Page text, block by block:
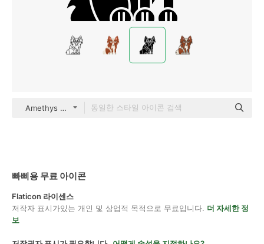
Amethys Design Solid
빠삐용 무료 아이콘
Flaticon 라이센스
저작자 표시가있는 개인 및 상업적 목적으로 무료입니다. 더 자세한 정
보